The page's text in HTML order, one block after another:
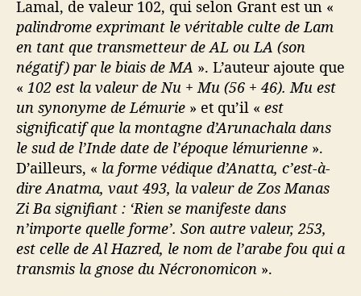
Lamal, de valeur 102, qui selon Grant est un «
palindrome exprimant le véritable culte de Lam
en tant que transmetteur de AL ou LA (son
négatif) par le biais de MA ». L’auteur ajoute que
« 102 est la valeur de Nu + Mu (56 + 46). Mu est
un synonyme de Lémurie » et qu’il « est
significatif que la montagne d’Arunachala dans
le sud de l’Inde date de l’époque lémurienne ».
D’ailleurs, « la forme védique d’Anatta, c’est-à-
dire Anatma, vaut 493, la valeur de Zos Manas
Zi Ba signifiant : ‘Rien se manifeste dans
n’importe quelle forme’. Son autre valeur, 253,
est celle de Al Hazred, le nom de l’arabe fou qui a
transmis la gnose du Nécronomicon ».